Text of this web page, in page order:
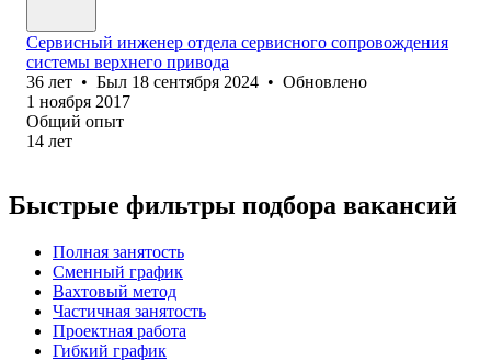
Сервисный инженер отдела сервисного сопровождения
системы верхнего привода
36 лет • Был 18 сентября 2024 • Обновлено
1 ноября 2017
Общий опыт
14 лет
Быстрые фильтры подбора вакансий
Полная занятость
Сменный график
Вахтовый метод
Частичная занятость
Проектная работа
Гибкий график